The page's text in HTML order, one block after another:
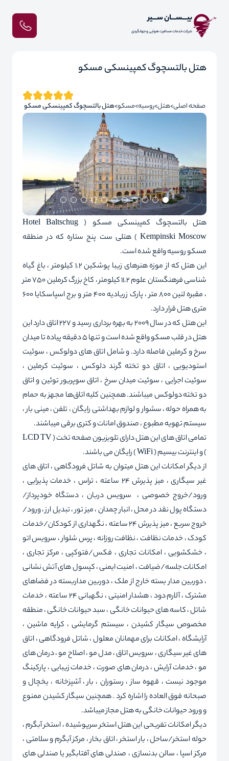
بیـــســـان ســـیر
شرکت خدمات مسافرت هوایی و جهانگردی
هتل بالتسچوگ کمپینسکی مسکو
صفحه اصلی هتل روسیه مسکو هتل بالتسچوگ کمپینسکی مسکو
هتل بالتسچوگ کمپینسکی مسکو ( Hotel Baltschug
Kempinski Moscow ) هتلی ست پنج ستاره که در منطقه
مسکو روسیه واقع شده است.
این هتل که از موزه هنرهای زیبا پوشکین 1.2 کیلومتر ، باغ گیاه
شناسی فرهنگستان علوم 11.2 کیلومتر ، کاخ بزرگ کرملین 750 متر
، مقبره لنین 800 متر ، پارک زریادیه 400 متر و برج اسپاسکایا 600
متری هتل قرار دارد.
این هتل که در سال 2009 به بهره برداری رسید و 227 اتاق دارد این
هتل در قلب مسکو واقع شده است و تنها 5 دقیقه پیاده تا میدان
سرخ و کرملین فاصله دارد. و شامل اتاق های دولوکس ، سوئیت
استودیویی ، اتاق دو تخته گرند دلوکس ، سوئیت کرملین ،
سوئیت اجرایی ، سوئیت میدان سرخ ، اتاق سوپریور توئین و اتاق
دو تخته دولوکس میباشند. همچنین کلیه اتاق‌ها مجهز به حمام
به همراه حوله ، سشوار و لوازم بهداشتی رایگان ، تلفن ، مینی بار ،
سیستم تهویه مطبوع ، صندوق امانات و کتری برقی میباشند.
تمامی اتاق های این هتل دارای تلویزیون صفحه تخت ( LCD TV
) و اینترنت بیسیم ( WiFi ) رایگان می باشند.
از دیگر امکانات این هتل میتوان به شاتل فرودگاهی ، اتاق های
غیر سیگاری ، میز پذیرش 24 ساعته ، تراس ، خدمات پذیرایی ،
ورود/خروج خصوصی ، سرویس دربان ، دستگاه خودپرداز/
دستگاه پول نقد در محل ، انبار چمدان ، میز تور ، تبدیل ارز ، ورود/
خروج سریع ، میز پذیرش 24 ساعته ، نگهداری از کودکان/خدمات
کودک ، خدمات نظافت ، نظافت روزانه ، پرس شلوار ، سرویس اتو
، خشکشویی ، امکانات تجاری ، فکس/فتوکپی ، مرکز تجاری ،
امکانات جلسه/ضیافت ، امنیت ایمنی ، کپسول های آتش نشانی
، دوربین مدار بسته خارج از ملک ، دوربین مداربسته در فضاهای
مشترک ، آلارم دود ، هشدار امنیتی ، نگهبانی 24 ساعته ، خدمات
شاتل ، کاسه های حیوانات خانگی ، سبد حیوانات خانگی ، منطقه
مخصوص سیگار کشیدن ، سیستم گرمایشی ، کرایه ماشین ،
آرایشگاه ، امکانات برای مهمانان معلول ، شاتل فرودگاهی ، اتاق
های غیر سیگاری ، سرویس اتاق ، مدل مو ، اصلاح مو ، درمان های
مو ، خدمات آرایش ، درمان های صورت ، خدمات زیبایی ، پارکینگ
موجود نیست ، قهوه ساز ، رستوران ، بار ، آشپزخانه ، یخچال و
صبحانه فوق العاده را اشاره کرد . همچنین سیگار کشیدن ممنوع
و ورود حیوانات خانگی به هتل مجاز میباشد.
دیگر امکانات تفریحی این هتل استخر سرپوشیده ، استخر آبگرم ،
حوله استخر/ساحل ، بار استخر ، اتاق بخار ، مرکز آبگرم و سلامتی ،
مرکز اسپا ، سالن بدنسازی ، صندلی های آفتابگیر یا صندلی های